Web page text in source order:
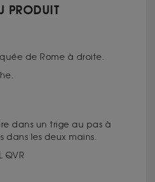
PRODUIT
de Rome à droite.
dans un trige au pas à
dans les deux mains.
QVR